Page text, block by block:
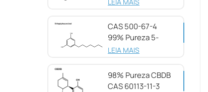
CAS 500-67-4
99% Pureza 5-
Heptilresorcinol
LEIA MAIS
98% Pureza CBDB
CAS 60113-11-3